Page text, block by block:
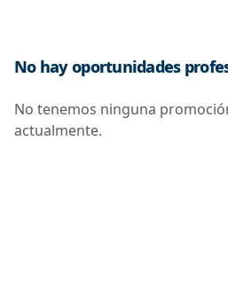
No hay oportunidades
No tenemos ninguna
actualmente.